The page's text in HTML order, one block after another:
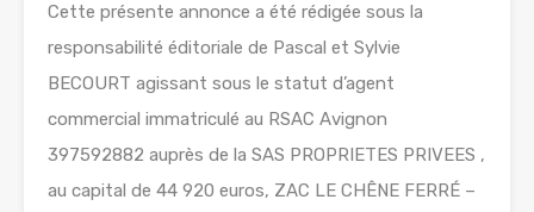
Cette présente annonce a été rédigée sous la
responsabilité éditoriale de Pascal et Sylvie
BECOURT agissant sous le statut d’agent
commercial immatriculé au RSAC Avignon
397592882 auprès de la SAS PROPRIETES PRIVEES ,
au capital de 44 920 euros, ZAC LE CHÊNE FERRÉ –